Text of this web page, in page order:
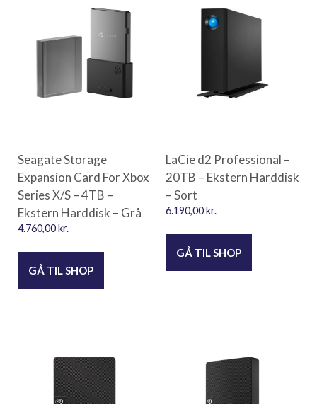
Seagate Storage
Expansion Card For Xbox
Series X/S – 4TB –
Ekstern Harddisk – Grå
4.760,00kr.
GÅ TIL SHOP
LaCie d2 Professional –
20TB – Ekstern Harddisk
– Sort
6.190,00kr.
GÅ TIL SHOP